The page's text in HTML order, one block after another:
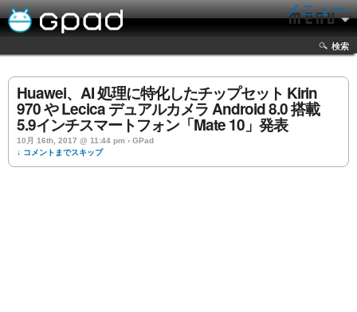
メニュー
検索
Huawei、AI 処理に特化したチップセット Kirin
970 や Lecica デュアルカメラ Android 8.0 搭載
5.9インチスマートフォン「Mate 10」発表
10月 16th, 2017 @ 11:44 pm › GPad
↓ コメントまでスキップ